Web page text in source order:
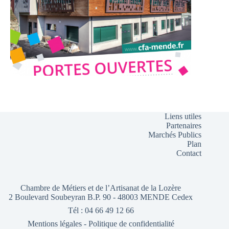
Liens utiles
Partenaires
Marchés Publics
Plan
Contact
Chambre de Métiers et de l’Artisanat de la Lozère
2 Boulevard Soubeyran B.P. 90 - 48003 MENDE Cedex
Tél : 04 66 49 12 66
Mentions légales- Politique de confidentialité